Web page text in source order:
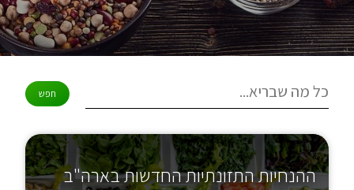
ההנחיות התזונתיות החדשות בארה"ב